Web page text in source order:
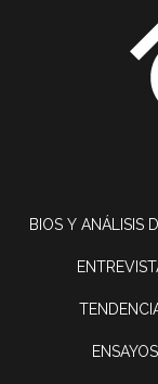
BIOS Y ANÁLISIS
ENSAYOS